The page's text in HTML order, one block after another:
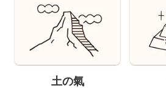
土の氣